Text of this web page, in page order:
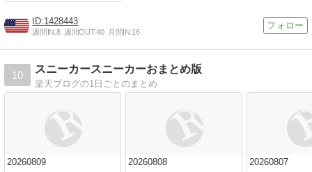
1428443
週間IN:8 週間OUT:40 月間IN:16
10
スニーカースニーカーおまとめ版
楽天ブログの1日ごとのまとめ
20260809 20260808 20260807